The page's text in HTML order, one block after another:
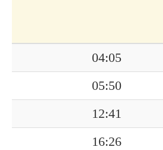
04:05
05:50
12:41
16:26